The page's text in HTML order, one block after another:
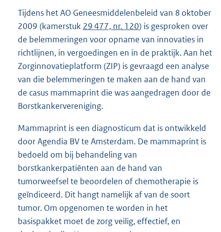
Tijdens het AO Geneesmiddelenbeleid van 8 oktober
2009 (kamerstuk 29 477, nr. 120) is gesproken over
de belemmeringen voor opname van innovaties in
richtlijnen, in vergoedingen en in de praktijk. Aan het
Zorginnovatieplatform (ZIP) is gevraagd een analyse
van die belemmeringen te maken aan de hand van
de casus mammaprint die was aangedragen door de
Borstkankervereniging.
Mammaprint is een diagnosticum dat is ontwikkeld
door Agendia BV te Amsterdam. De mammaprint is
bedoeld om bij behandeling van
borstkankerpatiënten aan de hand van
tumorweefsel te beoordelen of chemotherapie is
geïndiceerd. Dit hangt namelijk af van de soort
tumor. Om opgenomen te worden in het
basispakket moet de zorg veilig, effectief, en